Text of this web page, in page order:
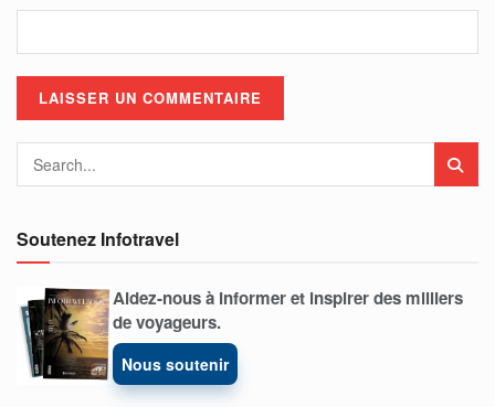
Soutenez Infotravel
Aidez-nous à informer et inspirer des milliers
de voyageurs.
Nous soutenir